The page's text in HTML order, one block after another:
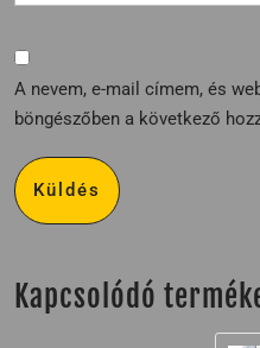
A nevem, e-mail címem, és
böngészőben a következő
Kapcsolódó